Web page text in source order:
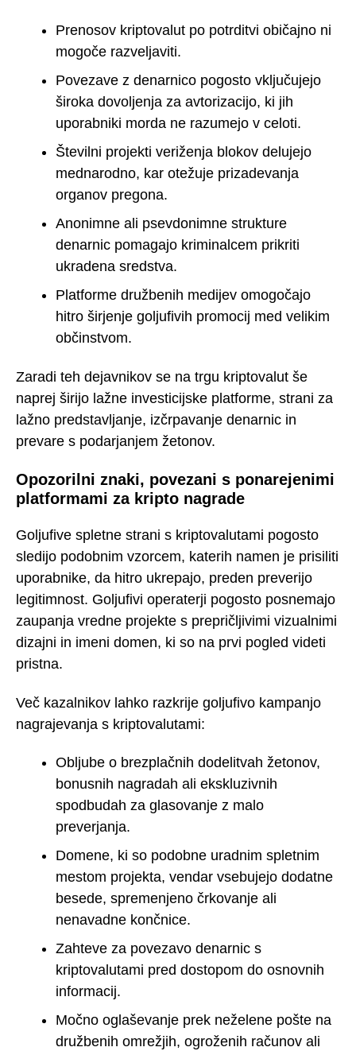
Prenosov kriptovalut po potrditvi običajno ni
mogoče razveljaviti.
Povezave z denarnico pogosto vključujejo
široka dovoljenja za avtorizacijo, ki jih
uporabniki morda ne razumejo v celoti.
Številni projekti veriženja blokov delujejo
mednarodno, kar otežuje prizadevanja
organov pregona.
Anonimne ali psevdonimne strukture
denarnic pomagajo kriminalcem prikriti
ukradena sredstva.
Platforme družbenih medijev omogočajo
hitro širjenje goljufivih promocij med velikim
občinstvom.
Zaradi teh dejavnikov se na trgu kriptovalut še
naprej širijo lažne investicijske platforme, strani za
lažno predstavljanje, izčrpavanje denarnic in
prevare s podarjanjem žetonov.
Opozorilni znaki, povezani s ponarejenimi
platformami za kripto nagrade
Goljufive spletne strani s kriptovalutami pogosto
sledijo podobnim vzorcem, katerih namen je prisiliti
uporabnike, da hitro ukrepajo, preden preverijo
legitimnost. Goljufivi operaterji pogosto posnemajo
zaupanja vredne projekte s prepričljivimi vizualnimi
dizajni in imeni domen, ki so na prvi pogled videti
pristna.
Več kazalnikov lahko razkrije goljufivo kampanjo
nagrajevanja s kriptovalutami:
Obljube o brezplačnih dodelitvah žetonov,
bonusnih nagradah ali ekskluzivnih
spodbudah za glasovanje z malo
preverjanja.
Domene, ki so podobne uradnim spletnim
mestom projekta, vendar vsebujejo dodatne
besede, spremenjeno črkovanje ali
nenavadne končnice.
Zahteve za povezavo denarnic s
kriptovalutami pred dostopom do osnovnih
informacij.
Močno oglaševanje prek neželene pošte na
družbenih omrežjih, ogroženih računov ali